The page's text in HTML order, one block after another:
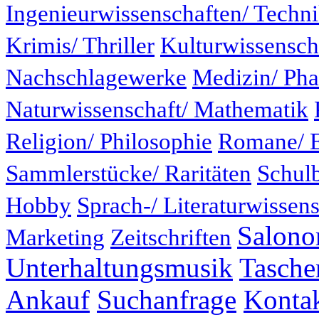
Ingenieurwissenschaften/
Krimis/ Thriller
Nachschlagewerke Medizin/
Naturwissenschaft/ Mathematik
Religion/ Philosophie Romane/
Sammlerstücke/ Raritäten
Hobby Sprach-/
Marketing Zeitschriften
Unterhaltungsmusik
Ankauf Suchanfrage